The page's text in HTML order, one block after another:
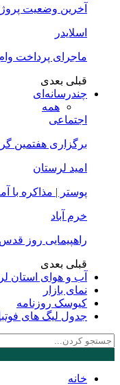
آخرین وضعیت
اسلایدر
ماجرای پرداخت وام 100 میلیونی برای نوسازی تجهیزات کشاورزان لرستانی
قبلی بعدی
چندرسانه‌ای
همه
اجتماعی
برگزاری هفتمین
امید لرستان
پوستر | مذاکره با
خرم آباد
راهپیمایی روز
قبلی بعدی
آب و هوای استان
نمای بازار
کیوسک روزنامه
جدول لیگ های
خانه